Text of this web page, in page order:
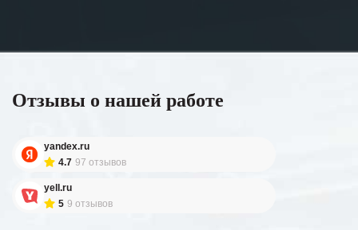
Отзывы о нашей работе
yandex.ru
4.7 97 отзывов
yell.ru
5 9 отзывов